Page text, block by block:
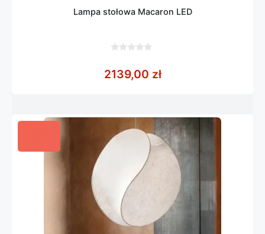
Lampa stołowa Macaron LED
5
2139,00 zł